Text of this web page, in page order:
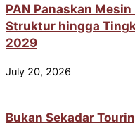
PAN Panaskan
Struktur hingga
2029
July 20, 2026
Bukan Sekadar